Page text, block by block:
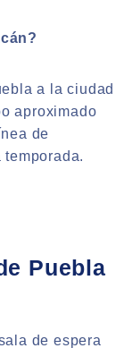
a la ciudad
aproximado
de
Puebla
de espera